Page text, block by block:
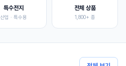
특수전지
산업 · 특수용
전체 상품
1,800+ 종